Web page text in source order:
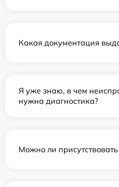
Какая документация
Я уже знаю, в чем
нужна диагностика?
Можно ли